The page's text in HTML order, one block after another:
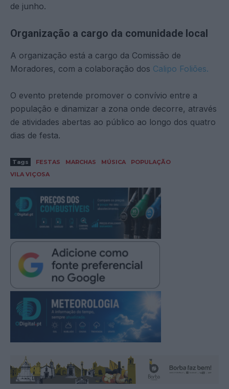
de junho.
Organização a cargo da comunidade local
A organização está a cargo da Comissão de
Moradores, com a colaboração dos Calipo Foliões.
O evento pretende promover o convívio entre a
população e dinamizar a zona onde decorre, através
de atividades abertas ao público ao longo dos quatro
dias de festa.
Tags FESTAS MARCHAS MÚSICA
POPULAÇÃO
VILA VIÇOSA